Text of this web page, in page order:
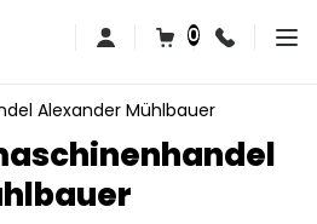
0
Alexander Mühlbauer